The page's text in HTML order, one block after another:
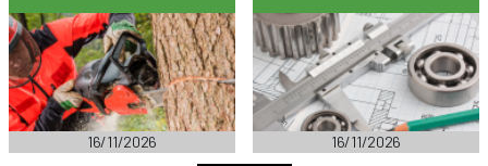
16/11/2026 16/11/2026